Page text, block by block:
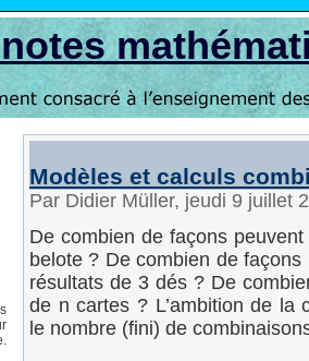
Modèles et calculs
Par Didier Müller, jeudi 9 juillet
De combien de façons
belote ? De combien de
résultats de 3 dés ? De
de n cartes ? L’ambition de la
le nombre (fini) de